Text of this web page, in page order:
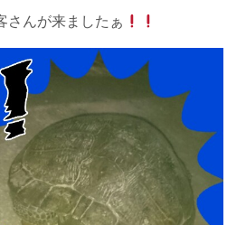
さんが来ましたぁ